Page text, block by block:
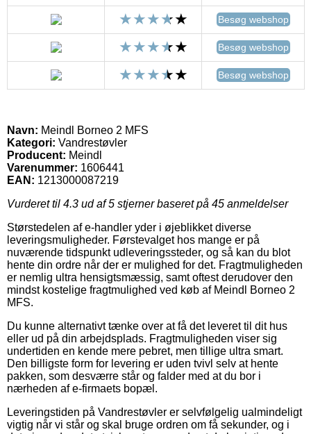
Besøg webshop
Besøg webshop
Besøg webshop
Navn: Meindl Borneo 2 MFS
Kategori: Vandrestøvler
Producent: Meindl
Varenummer: 1606441
EAN: 1213000087219
Vurderet til 4.3 ud af 5 stjerner baseret på 45 anmeldelser
Størstedelen af e-handler yder i øjeblikket diverse
leveringsmuligheder. Førstevalget hos mange er på
nuværende tidspunkt udleveringssteder, og så kan du blot
hente din ordre når der er mulighed for det. Fragtmuligheden
er nemlig ultra hensigtsmæssig, samt oftest derudover den
mindst kostelige fragtmulighed ved køb af Meindl Borneo 2
MFS.
Du kunne alternativt tænke over at få det leveret til dit hus
eller ud på din arbejdsplads. Fragtmuligheden viser sig
undertiden en kende mere pebret, men tillige ultra smart.
Den billigste form for levering er uden tvivl selv at hente
pakken, som desværre står og falder med at du bor i
nærheden af e-firmaets bopæl.
Leveringstiden på Vandrestøvler er selvfølgelig ualmindeligt
vigtig når vi står og skal bruge ordren om få sekunder, og i